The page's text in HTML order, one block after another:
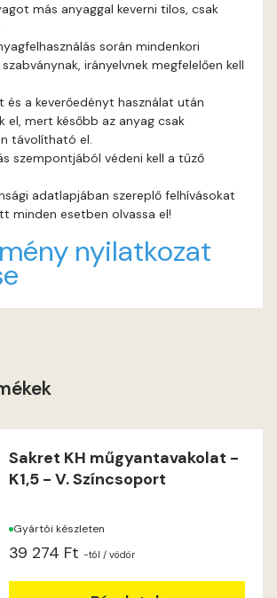
Gold-yellow E
Graphit D
Lime A
Magnolia C
más anyaggal keverni tilos, csak
során mindenkori
irányelvnek megfelelően kell
és a keverőedényt használat után
el, mert később az anyag csak
távolítható el.
szempontjából védeni kell a tűző
adatlapjában szereplő felhívásokat
minden esetben olvassa el!
nyilatkozat
Sakret KH műgyantavakolat -
K1,5 - V. Színcsoport
Gyártói készleten
39 274 Ft -tól / vödör